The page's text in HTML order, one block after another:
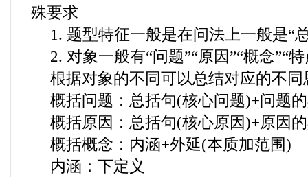
殊要求
1. 题型特征一般是在问法上一般是“
2. 对象一般有“问题”“原因”“概念”“
根据对象的不同可以总结对应的不
概括问题：总括句(核心问题)+问题
概括原因：总括句(核心原因)+原因
概括概念：内涵+外延(本质加范围)
内涵：下定义